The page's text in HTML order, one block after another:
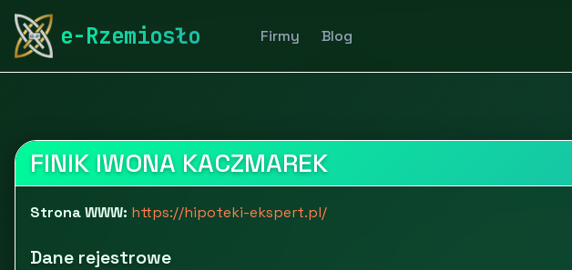
e-Rzemiosło Firmy Blog
rymarstwo-poznan.pl
Ekspert Kredytowy Iwona Kaczmarek
FINIK IWONA KACZMAREK
Strona WWW: https://hipoteki-ekspert.pl/
Dane rejestrowe